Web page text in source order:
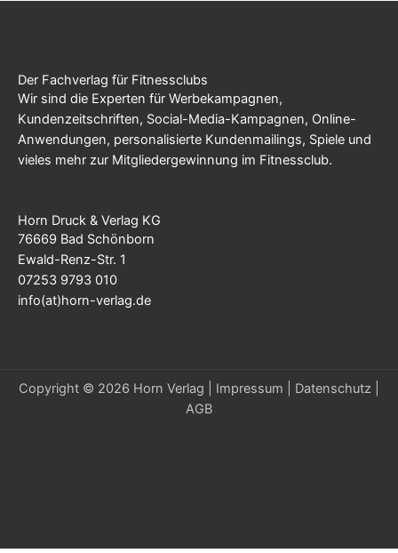
Der Fachverlag für Fitnessclubs
Wir sind die Experten für Werbekampagnen,
Kundenzeitschriften, Social-Media-Kampagnen, Online-
Anwendungen, personalisierte Kundenmailings, Spiele und
vieles mehr zur Mitgliedergewinnung im Fitnessclub.
Horn Druck & Verlag KG
76669 Bad Schönborn
Ewald-Renz-Str. 1
07253 9793 010
info(at)horn-verlag.de
Copyright © 2026 Horn Verlag | Impressum Datenschutz
AGB